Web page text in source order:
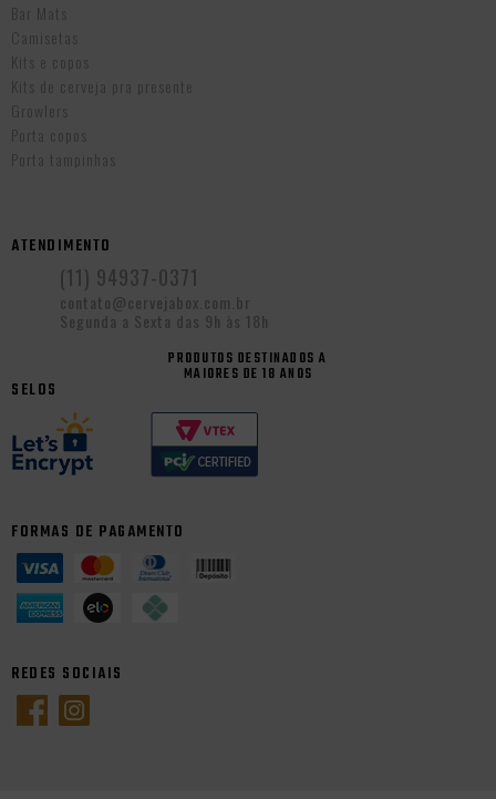
Bar Mats
Camisetas
Kits e copos
Kits de cerveja pra presente
Growlers
Porta copos
Porta tampinhas
ATENDIMENTO
(11) 94937-0371
contato@cervejabox.com.br
Segunda a Sexta das 9h às 18h
PRODUTOS DESTINADOS A
MAIORES DE 18 ANOS
SELOS
FORMAS DE PAGAMENTO
REDES SOCIAIS